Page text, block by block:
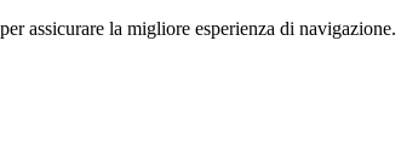
assicurare la migliore esperienza di navigazione.